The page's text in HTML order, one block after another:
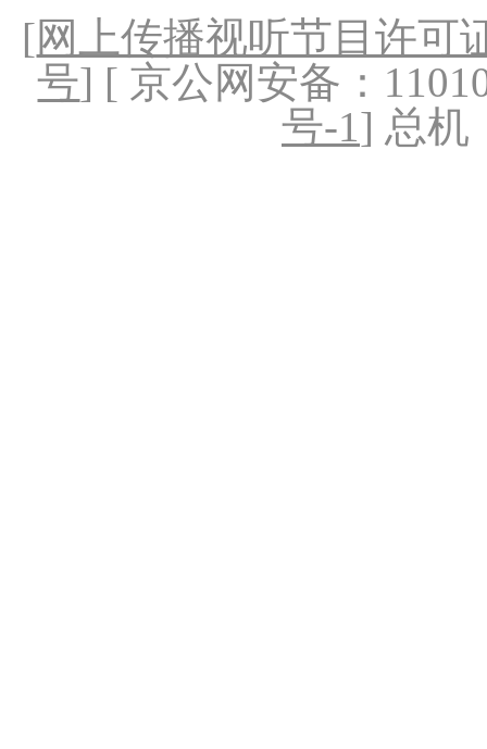
[网上传播视听节目许可
号] [ 京公网安备：
号-1] 总机